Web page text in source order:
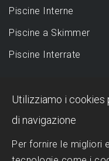
Piscine Interne
Piscine a Skimmer
Piscine Interrate
DESIGN
Piscina a sfioro:
Progettazione Piscine
Utilizziamo i cookies
di navigazione
Per fornire le migliori